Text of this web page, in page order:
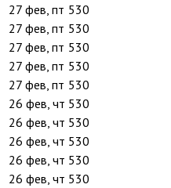
27 фев, пт 530
27 фев, пт 530
27 фев, пт 530
27 фев, пт 530
27 фев, пт 530
26 фев, чт 530
26 фев, чт 530
26 фев, чт 530
26 фев, чт 530
26 фев, чт 530